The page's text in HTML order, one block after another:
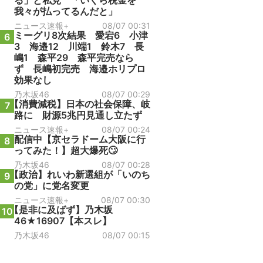
我々が払ってるんだと」
ニュース速報+ 08/07 00:31
6 ミーグリ8次結果 愛宕6 小津
3 海邉12 川端1 鈴木7 長
嶋1 森平29 森平完売なら
ず 長嶋初完売 海邉ホリプロ
効果なし
乃木坂46 08/07 00:29
7【消費減税】日本の社会保障、岐
路に 財源5兆円見通し立たず
ニュース速報+ 08/07 00:24
8 配信中【京セラドーム大阪に行
ってみた！】超大爆死🙄
乃木坂46 08/07 00:28
9【政治】れいわ新選組が「いのち
の党」に党名変更
ニュース速報+ 08/07 00:30
10【是非に及ばず】乃木坂
46★16907【本スレ】
乃木坂46 08/07 00:15